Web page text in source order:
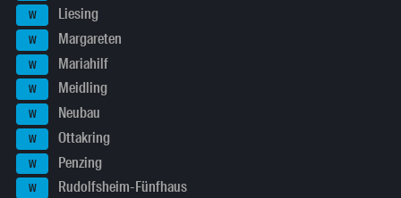
W Liesing
W Margareten
W Mariahilf
W Meidling
W Neubau
W Ottakring
W Penzing
W Rudolfsheim-Fünfhaus